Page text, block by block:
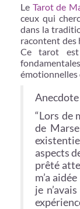
Le Tarot de
ceux qui
dans la
racontent des
Ce tarot
émotionnelles
Anecdote
“Lors de
de
aspects
prêté
m’a
je